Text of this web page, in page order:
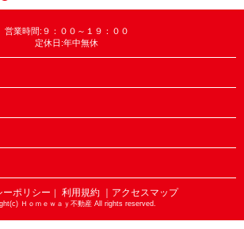
営業時間:９：００～１９：００
定休日:年中無休
ーポリシー ｜ 利用規約 ｜アクセスマップ
Ｈｏｍｅｗａｙ不動産 All rights reserved.